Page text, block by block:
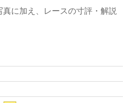
に加え、レースの寸評・解説